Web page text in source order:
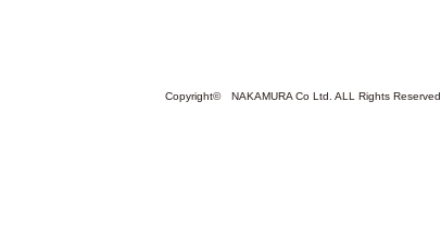
Copyright© NAKAMURA Co Ltd. ALL Rights Reserved.